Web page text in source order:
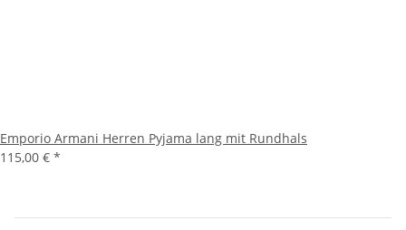
Emporio Armani Herren Pyjama lang mit Rundhals
115,00 € *